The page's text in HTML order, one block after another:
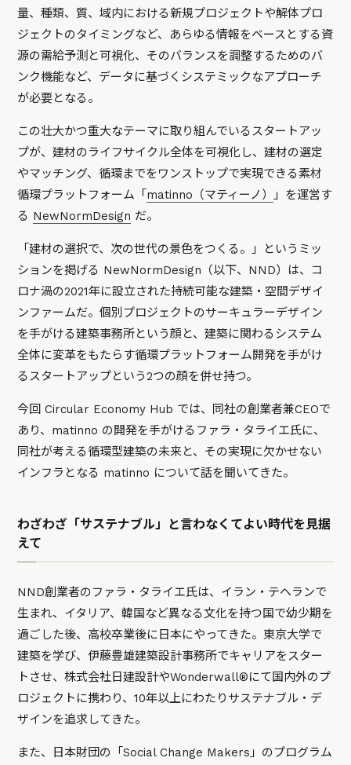
量、種類、質、域内における新規プロジェクトや解体プロ
ジェクトのタイミングなど、あらゆる情報をベースとする資
源の需給予測と可視化、そのバランスを調整するためのバ
ンク機能など、データに基づくシステミックなアプローチ
が必要となる。
この壮大かつ重大なテーマに取り組んでいるスタートアッ
プが、建材のライフサイクル全体を可視化し、建材の選定
やマッチング、循環までをワンストップで実現できる素材
循環プラットフォーム「 matinno（マティーノ）
」を運営す
る NewNormDesign だ。
「建材の選択で、次の世代の景色をつくる。」というミッ
ションを掲げる NewNormDesign（以下、NND）は、コ
ロナ渦の2021年に設立された持続可能な建築・空間デザイ
ンファームだ。個別プロジェクトのサーキュラーデザイン
を手がける建築事務所という顔と、建築に関わるシステム
全体に変革をもたらす循環プラットフォーム開発を手がけ
るスタートアップという2つの顔を併せ持つ。
今回 Circular Economy Hub では、同社の創業者兼CEOで
あり、matinno の開発を手がけるファラ・タライエ氏に、
同社が考える循環型建築の未来と、その実現に欠かせない
インフラとなる matinno について話を聞いてきた。
わざわざ「サステナブル」と言わなくてよい時代を見据
えて
NND創業者のファラ・タライエ氏は、イラン・テヘランで
生まれ、イタリア、韓国など異なる文化を持つ国で幼少期を
過ごした後、高校卒業後に日本にやってきた。東京大学で
建築を学び、伊藤豊雄建築設計事務所でキャリアをスター
トさせ、株式会社日建設計やWonderwall®にて国内外のプ
ロジェクトに携わり、10年以上にわたりサステナブル・デ
ザインを追求してきた。
また、日本財団の「Social Change Makers」のプログラム